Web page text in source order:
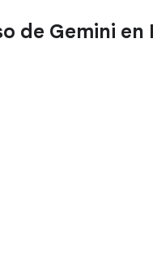
de Gemini en